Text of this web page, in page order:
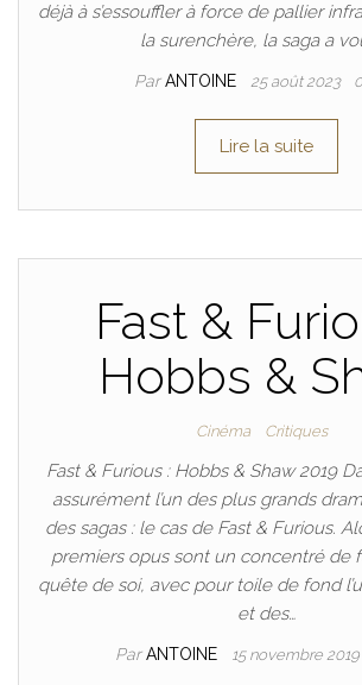
déjà à s’essouffler à force de pallier
la surenchère, la saga a
ParANTOINE 25 août 2023
Lire la suite
Fast &
Hobbs &
Cinéma Critiques
Fast & Furious : Hobbs & Shaw 2019
assurément l’un des plus grands
des sagas : le cas de Fast & Furious.
premiers opus sont un concentré de
quête de soi, avec pour toile de fond
et des…
ParANTOINE 15 novembre 2019